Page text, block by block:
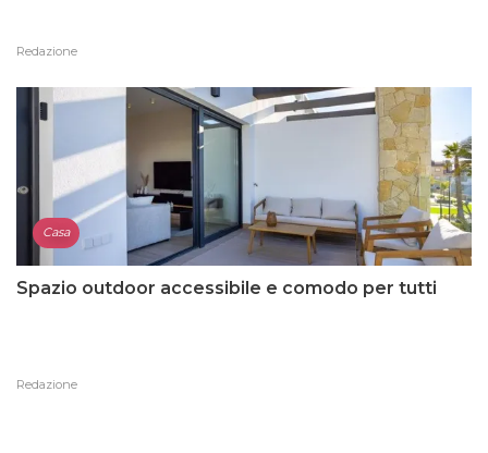
Redazione
Casa
Spazio outdoor accessibile e comodo per tutti
Redazione